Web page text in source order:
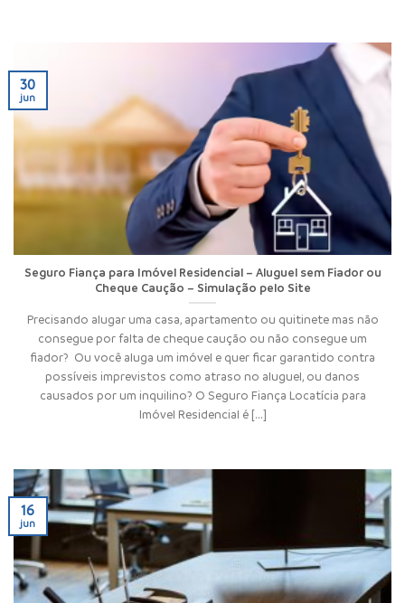
Seguro Fiança para Imóvel Residencial – Aluguel sem Fiador ou
Cheque Caução – Simulação pelo Site
Precisando alugar uma casa, apartamento ou quitinete mas não
consegue por falta de cheque caução ou não consegue um
fiador? Ou você aluga um imóvel e quer ficar garantido contra
possíveis imprevistos como atraso no aluguel, ou danos
causados por um inquilino? O Seguro Fiança Locatícia para
Imóvel Residencial é [...]
30
jun
16
jun